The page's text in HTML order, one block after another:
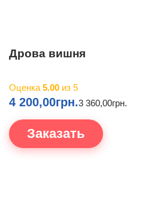
Дрова вишня
Оценка 5.00 из 5
4 200,00грн.3 360,00грн.
Заказать